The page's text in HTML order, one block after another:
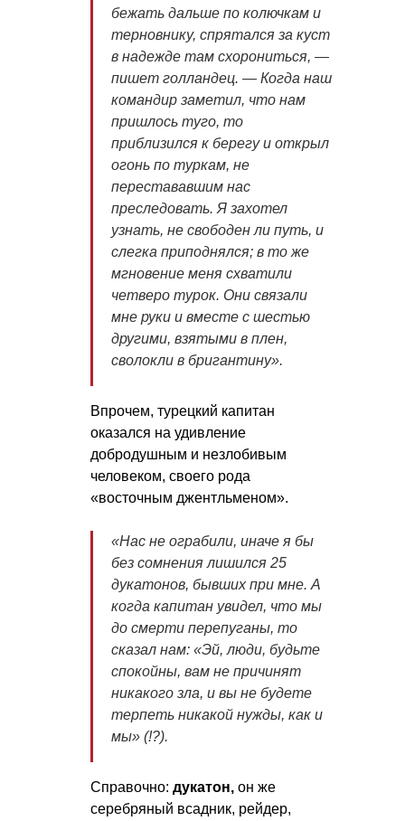
бежать дальше по колючкам и
терновнику, спрятался за куст
в надежде там схорониться, —
пишет голландец. — Когда наш
командир заметил, что нам
пришлось туго, то
приблизился к берегу и открыл
огонь по туркам, не
перестававшим нас
преследовать. Я захотел
узнать, не свободен ли путь, и
слегка приподнялся; в то же
мгновение меня схватили
четверо турок. Они связали
мне руки и вместе с шестью
другими, взятыми в плен,
сволокли в бригантину».
Впрочем, турецкий капитан
оказался на удивление
добродушным и незлобивым
человеком, своего рода
«восточным джентльменом».
«Нас не ограбили, иначе я бы
без сомнения лишился 25
дукатонов, бывших при мне. А
когда капитан увидел, что мы
до смерти перепуганы, то
сказал нам: «Эй, люди, будьте
спокойны, вам не причинят
никакого зла, и вы не будете
терпеть никакой нужды, как и
мы» (!?).
Справочно: дукатон, он же
серебряный всадник, рейдер,